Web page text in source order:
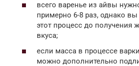
всего варенье из айвы
примерно 6-8 раз, однако
этот процесс до получения
вкуса;
если масса в процессе
можно дополнительно